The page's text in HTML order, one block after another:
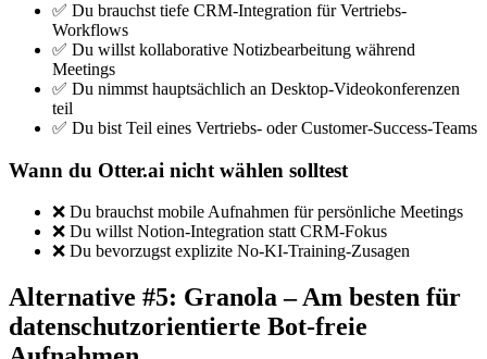
✅ Du brauchst tiefe CRM-Integration für Vertriebs-
Workflows
✅ Du willst kollaborative Notizbearbeitung während
Meetings
✅ Du nimmst hauptsächlich an Desktop-Videokonferenzen
teil
✅ Du bist Teil eines Vertriebs- oder Customer-Success-Teams
Wann du Otter.ai nicht wählen solltest
❌ Du brauchst mobile Aufnahmen für persönliche Meetings
❌ Du willst Notion-Integration statt CRM-Fokus
❌ Du bevorzugst explizite No-KI-Training-Zusagen
Alternative #5: Granola – Am besten für
datenschutzorientierte Bot-freie